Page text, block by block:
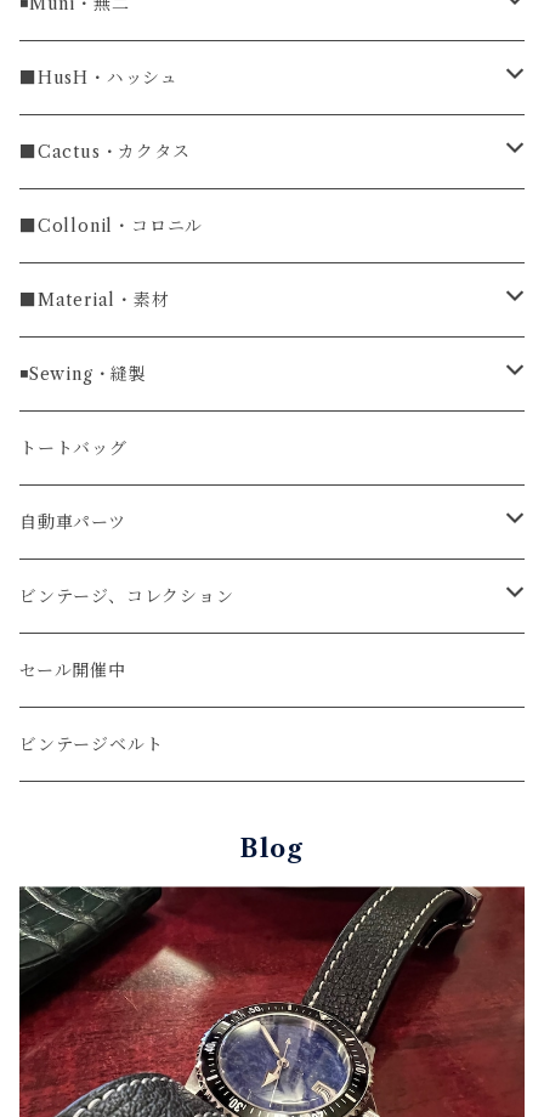
ラグ幅18mm
ラグ幅19mm
ラグ幅20mm
ラグ幅22mm
ラグ幅24mm
長財布
長財布
ラウンドファスナー長財布
名刺入れ
小銭入れ
キーケース
時計ベルト
マネークリップ
腕時計
■HusH・ハッシュ
ラウンドファスナー
カードケース
マウスパッド
コインケース
キーホルダー
キーケース
■Cactus・カクタス
コインケース
キーホルダー
ライターケース
レザーウォッチ
文字盤Mサイズ（φ33mm）
文字盤Sサイズ（φ26mm）
レザーウォレット
ロング
ショート
タバコケース
カードケース
ウォレットロープ
■Collonil・コロニル
■Material・素材
クロコダイル
パイソン
リザード
エレファント
ガルーシャ（エイ）
アリゲーター
コードバン
牛革
◾️Sewing・縫製
ハンドステッチ（手縫い）仕立て
ミシンステッチ仕立て
トートバッグ
自動車パーツ
ステアリング
シフトノブ
ビンテージ、コレクション
ウッドキーホルダー
ZIPPO/ジッポー・ライター
セール開催中
ビンテージベルト
Blog